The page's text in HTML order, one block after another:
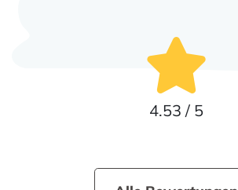
4.53 / 5